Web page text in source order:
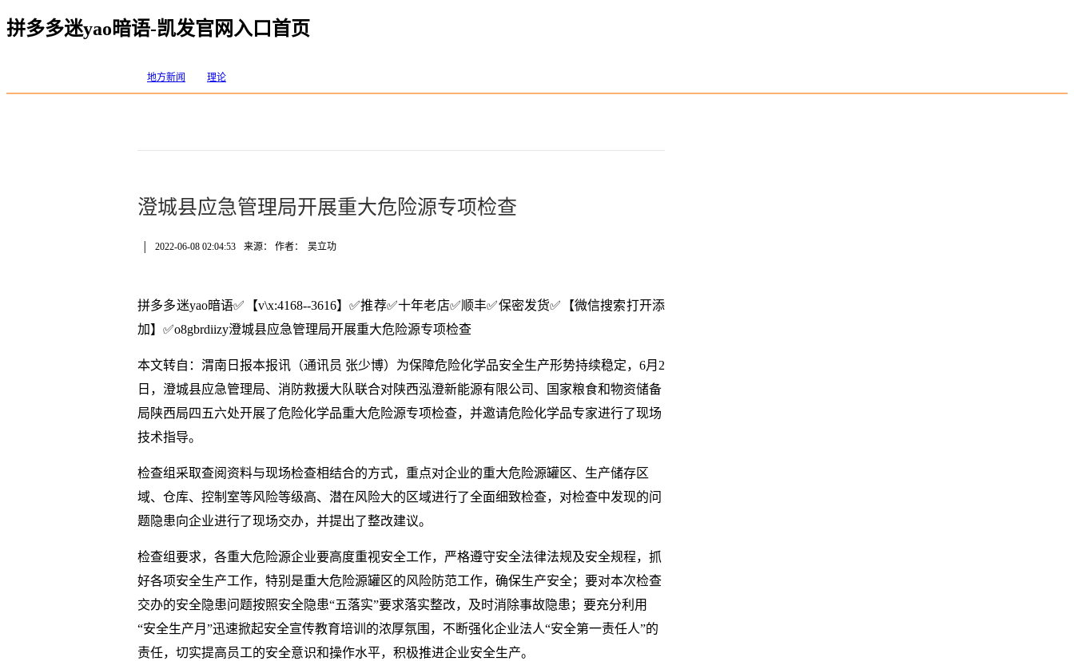
拼多多迷yao暗语-凯发官网入口首页
地方新闻 理论
澄城县应急管理局开展重大危险源专项检查
2022-06-08 02:04:53 来源： 作者： 吴立功
拼多多迷yao暗语✅【v\x:4168--3616】✅推荐✅十年老店✅顺丰✅保密发货✅【微信搜索打开添
加】✅o8gbrdiizy澄城县应急管理局开展重大危险源专项检查
本文转自：渭南日报本报讯（通讯员 张少博）为保障危险化学品安全生产形势持续稳定，6月2
日，澄城县应急管理局、消防救援大队联合对陕西泓澄新能源有限公司、国家粮食和物资储备
局陕西局四五六处开展了危险化学品重大危险源专项检查，并邀请危险化学品专家进行了现场
技术指导。
检查组采取查阅资料与现场检查相结合的方式，重点对企业的重大危险源罐区、生产储存区
域、仓库、控制室等风险等级高、潜在风险大的区域进行了全面细致检查，对检查中发现的问
题隐患向企业进行了现场交办，并提出了整改建议。
检查组要求，各重大危险源企业要高度重视安全工作，严格遵守安全法律法规及安全规程，抓
好各项安全生产工作，特别是重大危险源罐区的风险防范工作，确保生产安全；要对本次检查
交办的安全隐患问题按照安全隐患“五落实”要求落实整改，及时消除事故隐患；要充分利用
“安全生产月”迅速掀起安全宣传教育培训的浓厚氛围，不断强化企业法人“安全第一责任人”的
责任，切实提高员工的安全意识和操作水平，积极推进企业安全生产。